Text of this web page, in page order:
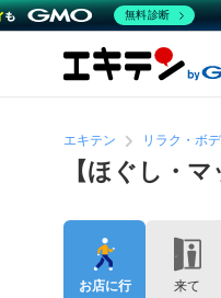
エキテン リラク・ボ
【ほぐし・
お店に行
来て
無料診断